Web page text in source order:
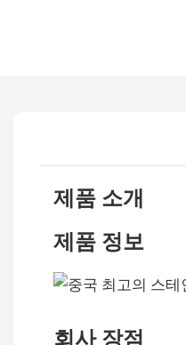
제품 소개
제품 정보